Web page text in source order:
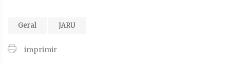
Geral JARU
imprimir